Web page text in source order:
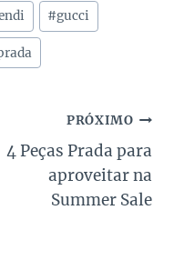
#gucci
PRÓXIMO
4 Peças Prada para
aproveitar na
Summer Sale